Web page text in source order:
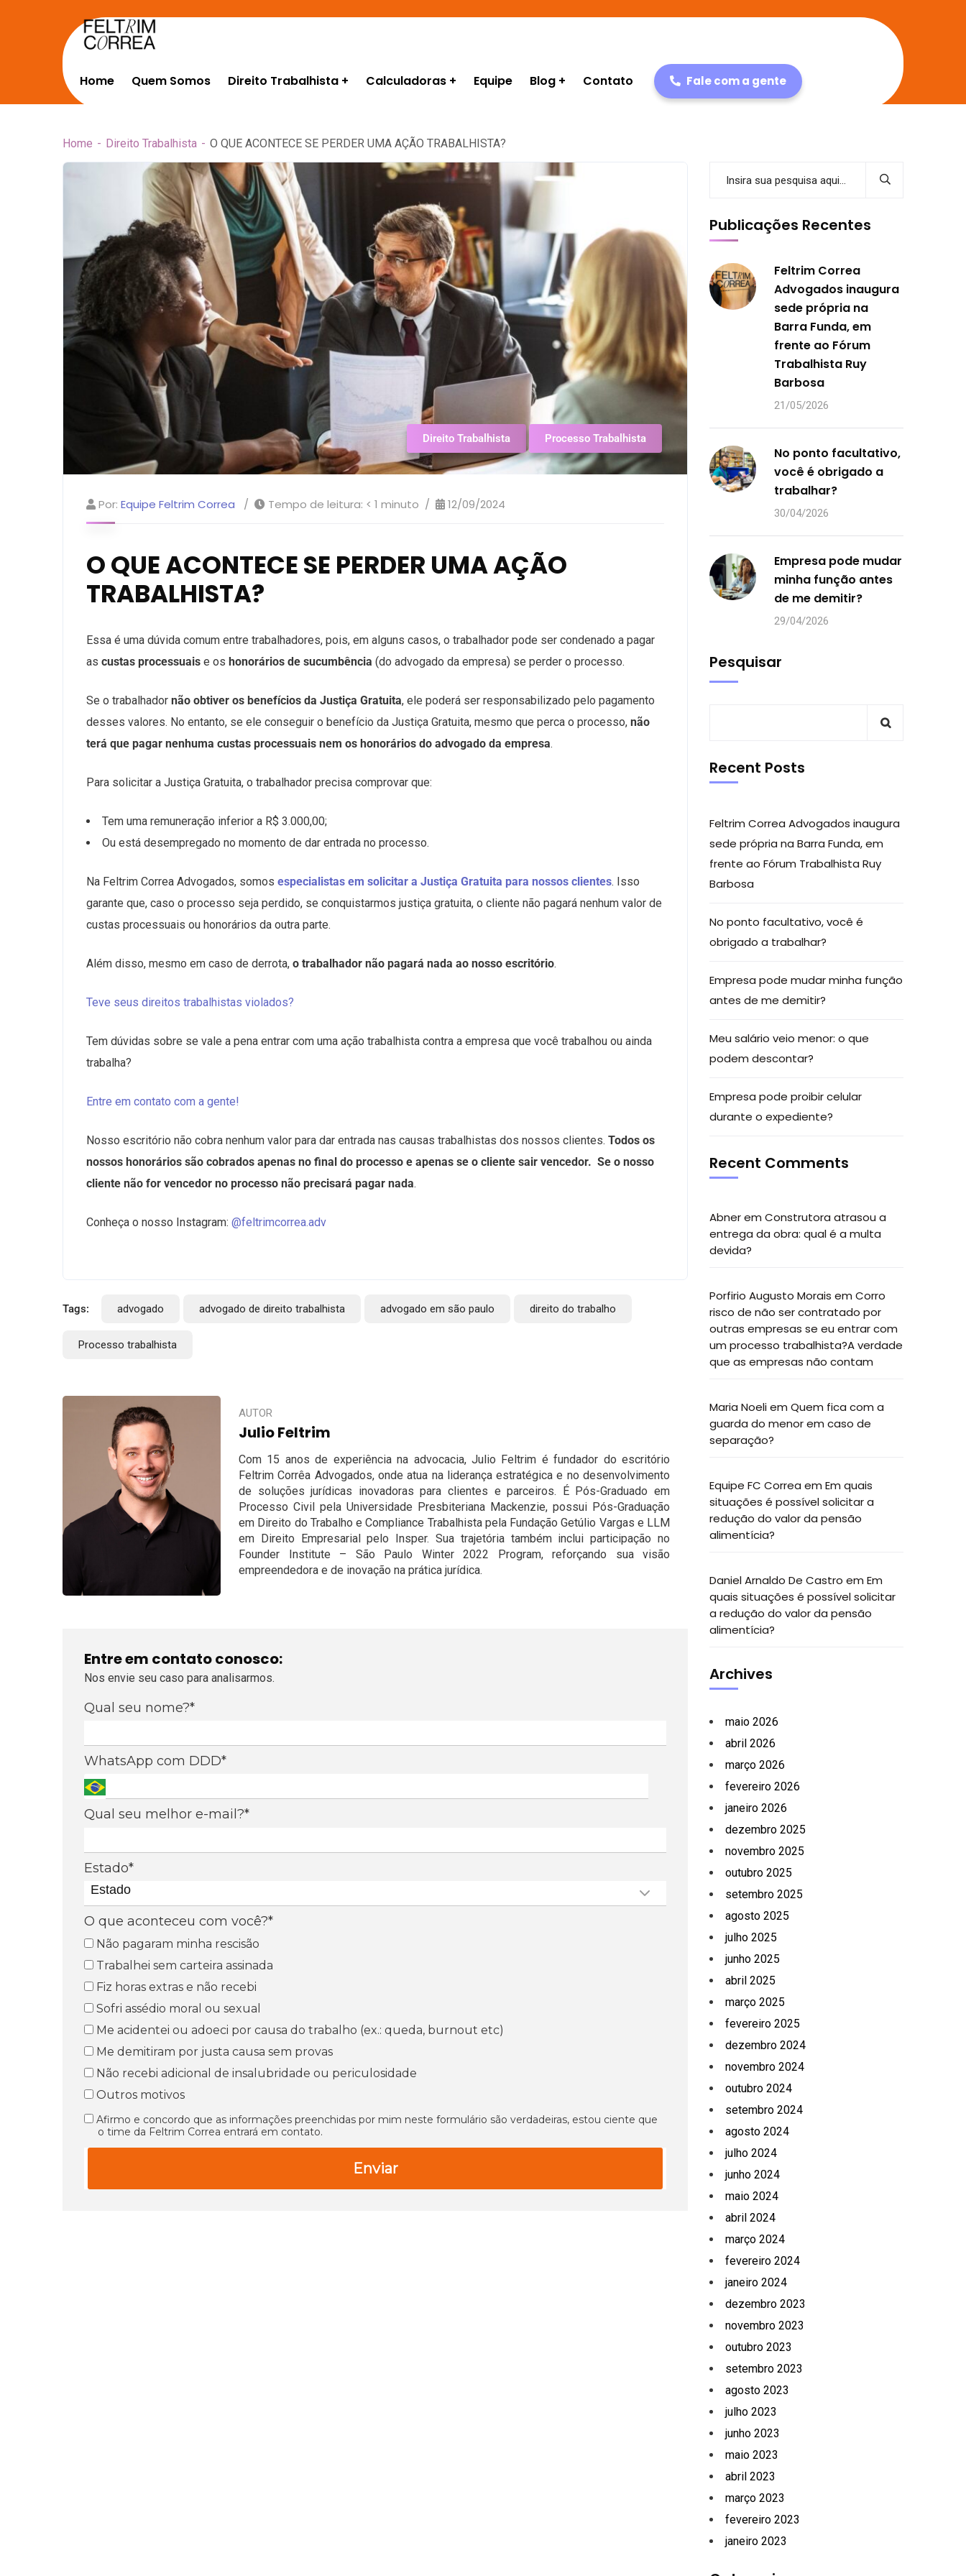
Home Quem Somos Direito Trabalhista Calculadoras Equipe Blog Contato Fale com a gente
Home Direito Trabalhista O QUE ACONTECE SE PERDER UMA AÇÃO TRABALHISTA?
Direito Trabalhista Processo Trabalhista
Por: Equipe Feltrim Correa Tempo de leitura: < 1 minuto 12/09/2024
O QUE ACONTECE SE PERDER UMA AÇÃO
TRABALHISTA?
Essa é uma dúvida comum entre trabalhadores, pois, em alguns casos, o trabalhador pode ser condenado a pagar
as custas processuais e os honorários de sucumbência (do advogado da empresa) se perder o processo.
Se o trabalhador não obtiver os benefícios da Justiça Gratuita, ele poderá ser responsabilizado pelo pagamento
desses valores. No entanto, se ele conseguir o benefício da Justiça Gratuita, mesmo que perca o processo, não
terá que pagar nenhuma custas processuais nem os honorários do advogado da empresa.
Para solicitar a Justiça Gratuita, o trabalhador precisa comprovar que:
Tem uma remuneração inferior a R$ 3.000,00;
Ou está desempregado no momento de dar entrada no processo.
Na Feltrim Correa Advogados, somos especialistas em solicitar a Justiça Gratuita para nossos clientes. Isso
garante que, caso o processo seja perdido, se conquistarmos justiça gratuita, o cliente não pagará nenhum valor de
custas processuais ou honorários da outra parte.
Além disso, mesmo em caso de derrota, o trabalhador não pagará nada ao nosso escritório.
Teve seus direitos trabalhistas violados?
Tem dúvidas sobre se vale a pena entrar com uma ação trabalhista contra a empresa que você trabalhou ou ainda
trabalha?
Entre em contato com a gente!
Nosso escritório não cobra nenhum valor para dar entrada nas causas trabalhistas dos nossos clientes. Todos os
nossos honorários são cobrados apenas no final do processo e apenas se o cliente sair vencedor. Se o nosso
cliente não for vencedor no processo não precisará pagar nada.
Conheça o nosso Instagram: @feltrimcorrea.adv
Tags: advogado advogado de direito trabalhista advogado em são paulo direito do trabalho
Processo trabalhista
AUTOR
Julio Feltrim
Com 15 anos de experiência na advocacia, Julio Feltrim é fundador do escritório
Feltrim Corrêa Advogados, onde atua na liderança estratégica e no desenvolvimento
de soluções jurídicas inovadoras para clientes e parceiros. É Pós-Graduado em
Processo Civil pela Universidade Presbiteriana Mackenzie, possui Pós-Graduação
em Direito do Trabalho e Compliance Trabalhista pela Fundação Getúlio Vargas e LLM
em Direito Empresarial pelo Insper. Sua trajetória também inclui participação no
Founder Institute – São Paulo Winter 2022 Program, reforçando sua visão
empreendedora e de inovação na prática jurídica.
Entre em contato conosco:
Nos envie seu caso para analisarmos.
Qual seu nome?*
WhatsApp com DDD*
Qual seu melhor e-mail?*
Estado*
Estado
O que aconteceu com você?*
Não pagaram minha rescisão
Trabalhei sem carteira assinada
Fiz horas extras e não recebi
Sofri assédio moral ou sexual
Me acidentei ou adoeci por causa do trabalho (ex.: queda, burnout etc)
Me demitiram por justa causa sem provas
Não recebi adicional de insalubridade ou periculosidade
Outros motivos
Afirmo e concordo que as informações preenchidas por mim neste formulário são verdadeiras, estou ciente que
o time da Feltrim Correa entrará em contato.
Enviar
Publicações Recentes
Feltrim Correa
Advogados inaugura
sede própria na
Barra Funda, em
frente ao Fórum
Trabalhista Ruy
Barbosa
21/05/2026
No ponto facultativo,
você é obrigado a
trabalhar?
30/04/2026
Empresa pode mudar
minha função antes
de me demitir?
29/04/2026
Pesquisar
Recent Posts
Feltrim Correa Advogados inaugura
sede própria na Barra Funda, em
frente ao Fórum Trabalhista Ruy
Barbosa
No ponto facultativo, você é
obrigado a trabalhar?
Empresa pode mudar minha função
antes de me demitir?
Meu salário veio menor: o que
podem descontar?
Empresa pode proibir celular
durante o expediente?
Recent Comments
Abnerem Construtora atrasou a
entrega da obra: qual é a multa
devida?
Porfirio Augusto Morais em Corro
risco de não ser contratado por
outras empresas se eu entrar com
um processo trabalhista?A verdade
que as empresas não contam
Maria Noeliem Quem fica com a
guarda do menor em caso de
separação?
Equipe FC Correa em Em quais
situações é possível solicitar a
redução do valor da pensão
alimentícia?
Daniel Arnaldo De Castro em Em
quais situações é possível solicitar
a redução do valor da pensão
alimentícia?
Archives
maio 2026
abril 2026
março 2026
fevereiro 2026
janeiro 2026
dezembro 2025
novembro 2025
outubro 2025
setembro 2025
agosto 2025
julho 2025
junho 2025
abril 2025
março 2025
fevereiro 2025
dezembro 2024
novembro 2024
outubro 2024
setembro 2024
agosto 2024
julho 2024
junho 2024
maio 2024
abril 2024
março 2024
fevereiro 2024
janeiro 2024
dezembro 2023
novembro 2023
outubro 2023
setembro 2023
agosto 2023
julho 2023
junho 2023
maio 2023
abril 2023
março 2023
fevereiro 2023
janeiro 2023